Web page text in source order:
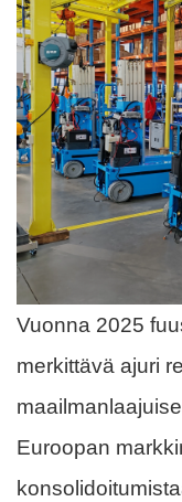
Vuonna 2025
merkittävä ajuri
Euroopan